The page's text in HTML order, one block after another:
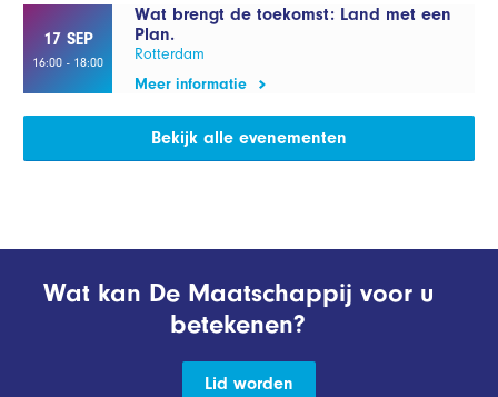
17 SEP
16:00 - 18:00
Wat brengt de toekomst: Land met een
Plan.
Rotterdam
Meer informatie
Bekijk alle evenementen
Wat kan De Maatschappij voor u
betekenen?
Lid worden